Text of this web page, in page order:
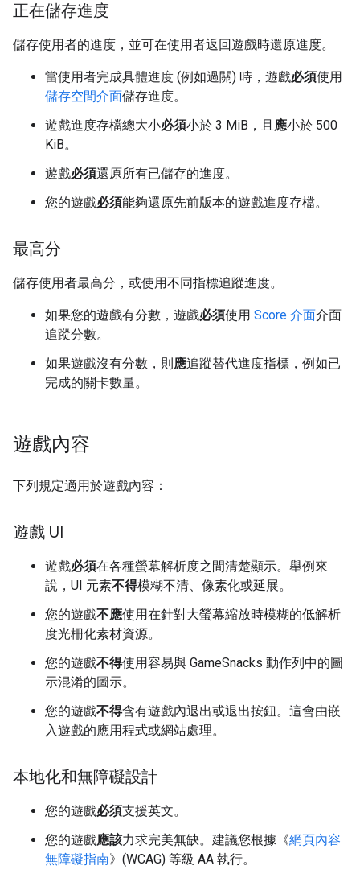
正在儲存進度
儲存使用者的進度，並可在使用者返回遊戲時還原進度。
當使用者完成具體進度 (例如過關) 時，遊戲必須使用
儲存空間介面儲存進度。
遊戲進度存檔總大小必須小於 3 MiB，且 應小於 500
KiB。
遊戲必須還原所有已儲存的進度。
您的遊戲必須能夠還原先前版本的遊戲進度存檔。
最高分
儲存使用者最高分，或使用不同指標追蹤進度。
如果您的遊戲有分數，遊戲必須使用 Score 介面介面
追蹤分數。
如果遊戲沒有分數，則應追蹤替代進度指標，例如已
完成的關卡數量。
遊戲內容
下列規定適用於遊戲內容：
遊戲 UI
遊戲必須在各種螢幕解析度之間清楚顯示。舉例來
說，UI 元素不得模糊不清、像素化或延展。
您的遊戲不應使用在針對大螢幕縮放時模糊的低解析
度光柵化素材資源。
您的遊戲不得使用容易與 GameSnacks 動作列中的圖
示混淆的圖示。
您的遊戲不得含有遊戲內退出或退出按鈕。這會由嵌
入遊戲的應用程式或網站處理。
本地化和無障礙設計
您的遊戲必須支援英文。
您的遊戲應該力求完美無缺。建議您根據《網頁內容
無障礙指南》(WCAG) 等級 AA 執行。